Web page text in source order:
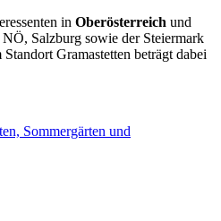
in Oberösterreich und
Salzburg sowie der Steiermark
Gramastetten beträgt dabei
Sommergärten und